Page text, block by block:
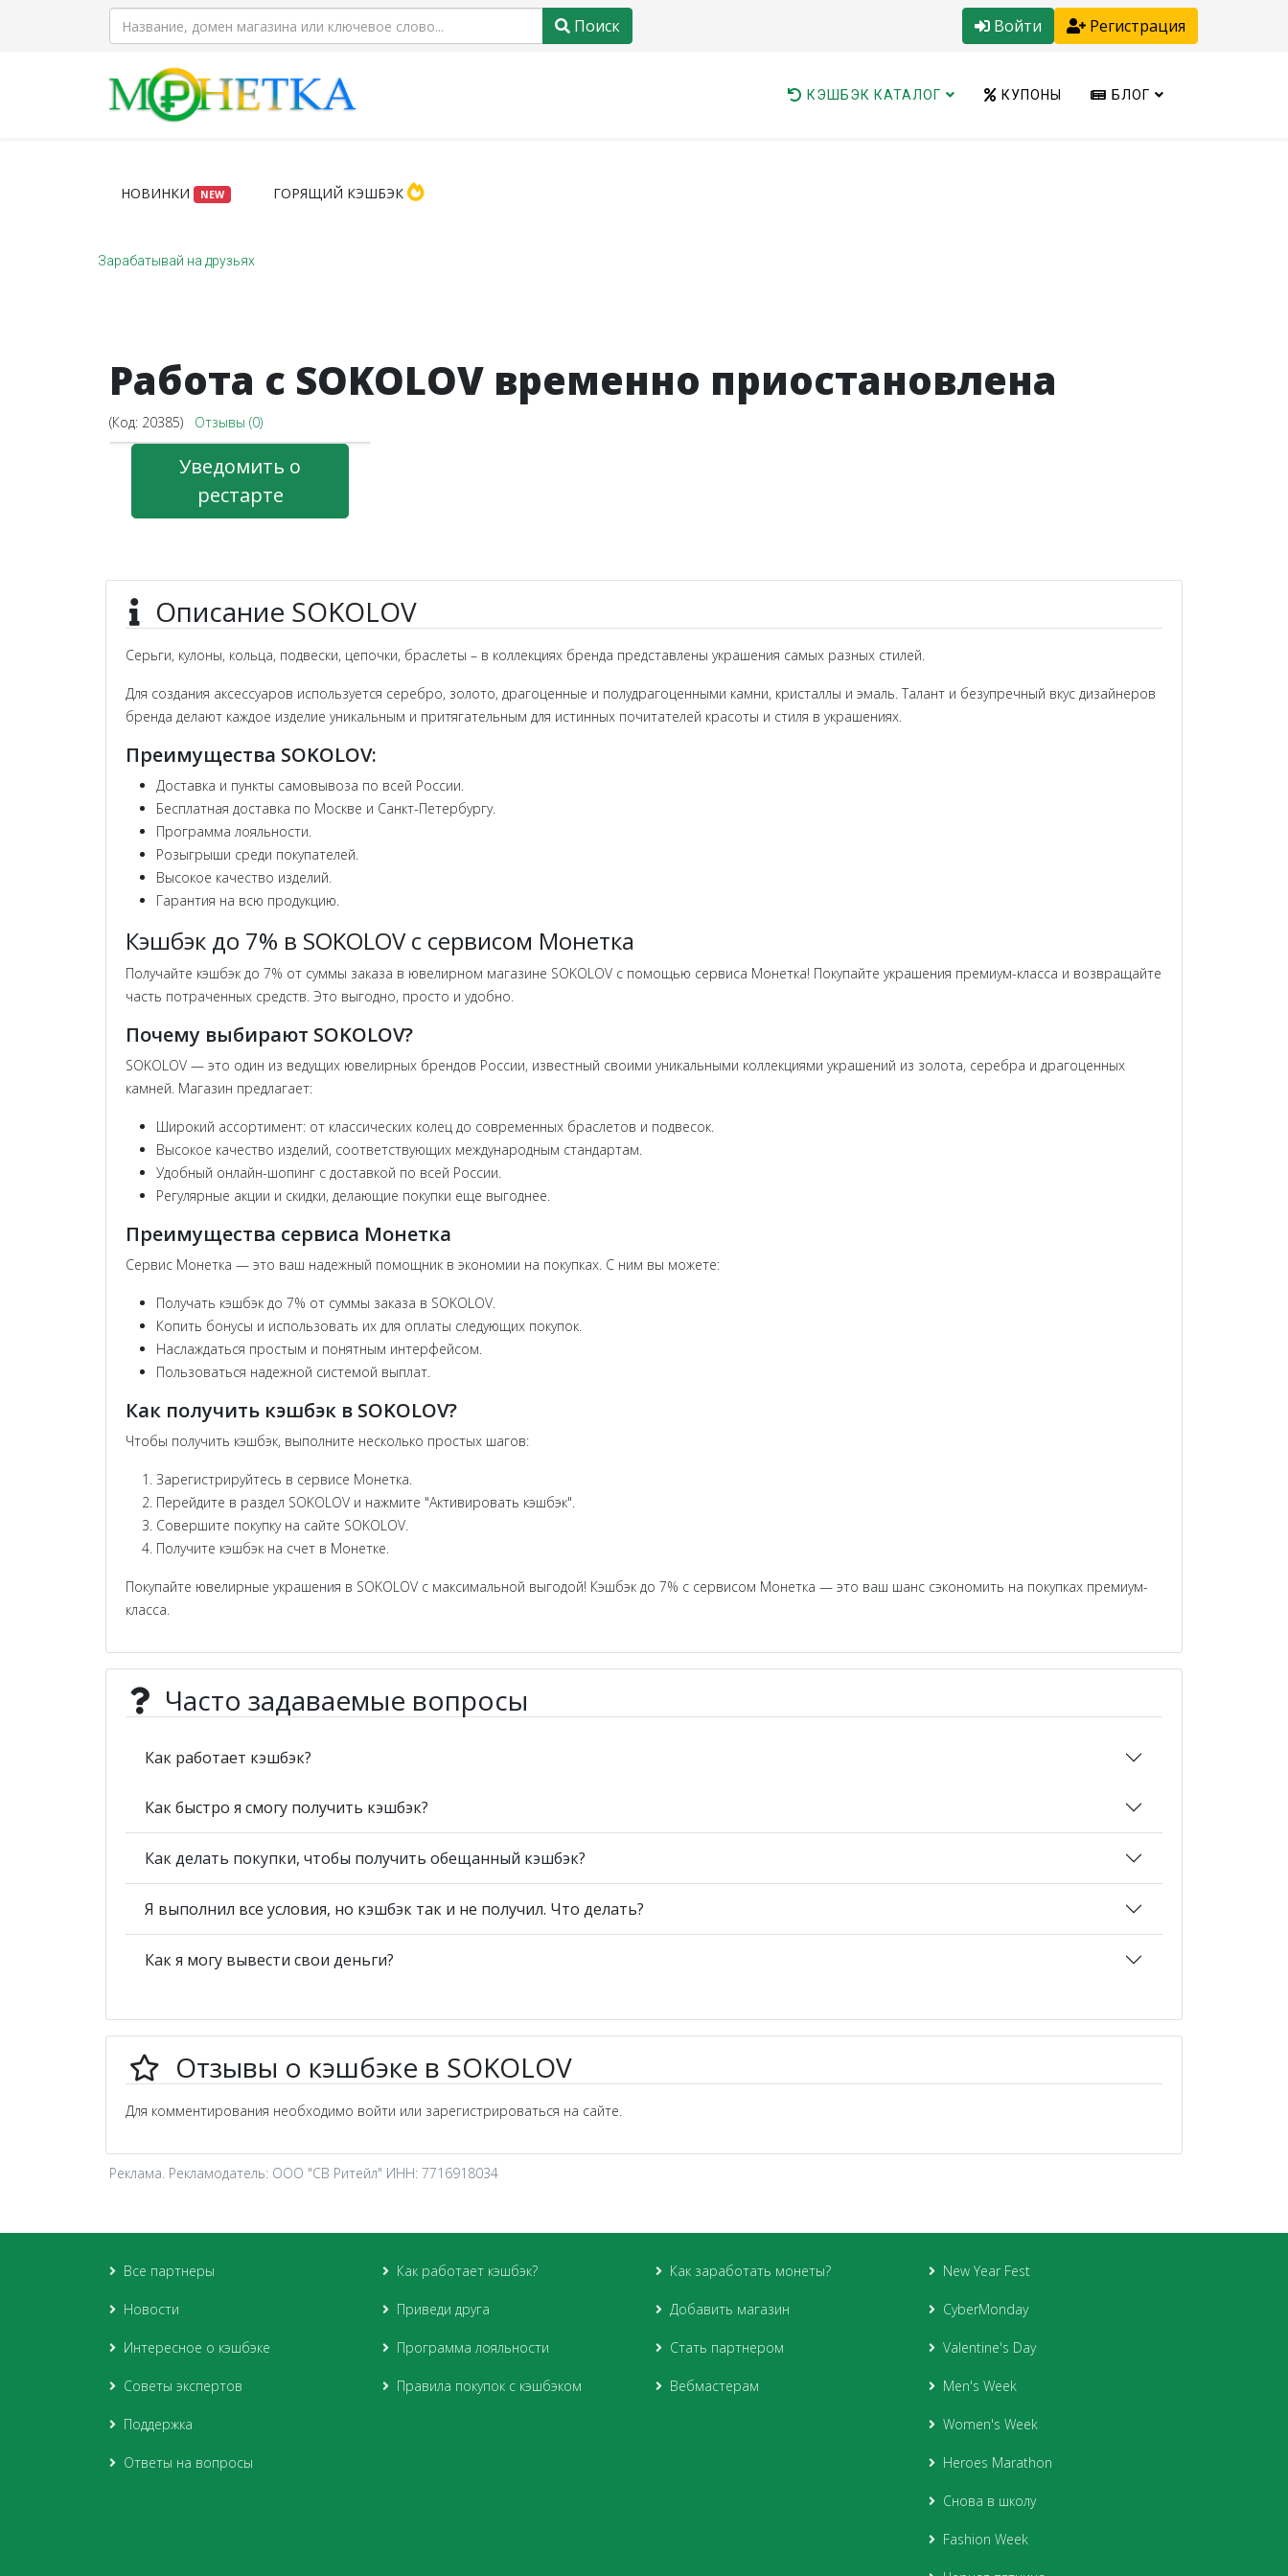
Поиск Войти Регистрация
КЭШБЭК КАТАЛОГ КУПОНЫ БЛОГ
НОВИНКИ NEW ГОРЯЩИЙ КЭШБЭК
Зарабатывай на друзьях
Работа с SOKOLOV временно приостановлена
(Код: 20385) Отзывы (0)
Уведомить о
рестарте
Описание SOKOLOV
Серьги, кулоны, кольца, подвески, цепочки, браслеты – в коллекциях бренда представлены украшения самых разных стилей.
Для создания аксессуаров используется серебро, золото, драгоценные и полудрагоценными камни, кристаллы и эмаль. Талант и безупречный вкус дизайнеров
бренда делают каждое изделие уникальным и притягательным для истинных почитателей красоты и стиля в украшениях.
Преимущества SOKOLOV:
Доставка и пункты самовывоза по всей России.
Бесплатная доставка по Москве и Санкт-Петербургу.
Программа лояльности.
Розыгрыши среди покупателей.
Высокое качество изделий.
Гарантия на всю продукцию.
Кэшбэк до 7% в SOKOLOV с сервисом Монетка
Получайте кэшбэк до 7% от суммы заказа в ювелирном магазине SOKOLOV с помощью сервиса Монетка! Покупайте украшения премиум-класса и возвращайте
часть потраченных средств. Это выгодно, просто и удобно.
Почему выбирают SOKOLOV?
SOKOLOV — это один из ведущих ювелирных брендов России, известный своими уникальными коллекциями украшений из золота, серебра и драгоценных
камней. Магазин предлагает:
Широкий ассортимент: от классических колец до современных браслетов и подвесок.
Высокое качество изделий, соответствующих международным стандартам.
Удобный онлайн-шопинг с доставкой по всей России.
Регулярные акции и скидки, делающие покупки еще выгоднее.
Преимущества сервиса Монетка
Сервис Монетка — это ваш надежный помощник в экономии на покупках. С ним вы можете:
Получать кэшбэк до 7% от суммы заказа в SOKOLOV.
Копить бонусы и использовать их для оплаты следующих покупок.
Наслаждаться простым и понятным интерфейсом.
Пользоваться надежной системой выплат.
Как получить кэшбэк в SOKOLOV?
Чтобы получить кэшбэк, выполните несколько простых шагов:
Зарегистрируйтесь в сервисе Монетка.
Перейдите в раздел SOKOLOV и нажмите "Активировать кэшбэк".
Совершите покупку на сайте SOKOLOV.
Получите кэшбэк на счет в Монетке.
Покупайте ювелирные украшения в SOKOLOV с максимальной выгодой! Кэшбэк до 7% с сервисом Монетка — это ваш шанс сэкономить на покупках премиум-
класса.
Часто задаваемые вопросы
Как работает кэшбэк?
Как быстро я смогу получить кэшбэк?
Как делать покупки, чтобы получить обещанный кэшбэк?
Я выполнил все условия, но кэшбэк так и не получил. Что делать?
Как я могу вывести свои деньги?
Отзывы о кэшбэке в SOKOLOV
Для комментирования необходимо войти или зарегистрироваться на сайте.
Реклама. Рекламодатель: ООО "СВ Ритейл" ИНН: 7716918034
Все партнеры
Новости
Интересное о кэшбэке
Советы экспертов
Поддержка
Ответы на вопросы
Как работает кэшбэк?
Приведи друга
Программа лояльности
Правила покупок с кэшбэком
Как заработать монеты?
Добавить магазин
Стать партнером
Вебмастерам
New Year Fest
CyberMonday
Valentine's Day
Men's Week
Women's Week
Heroes Marathon
Снова в школу
Fashion Week